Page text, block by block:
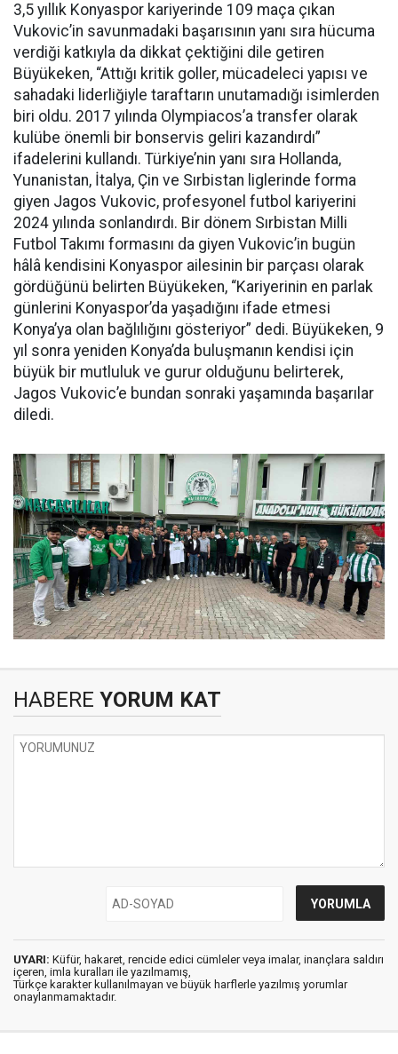
3,5 yıllık Konyaspor kariyerinde 109 maça çıkan
Vukovic’in savunmadaki başarısının yanı sıra hücuma
verdiği katkıyla da dikkat çektiğini dile getiren
Büyükeken, “Attığı kritik goller, mücadeleci yapısı ve
sahadaki liderliğiyle taraftarın unutamadığı isimlerden
biri oldu. 2017 yılında Olympiacos’a transfer olarak
kulübe önemli bir bonservis geliri kazandırdı”
ifadelerini kullandı. Türkiye’nin yanı sıra Hollanda,
Yunanistan, İtalya, Çin ve Sırbistan liglerinde forma
giyen Jagos Vukovic, profesyonel futbol kariyerini
2024 yılında sonlandırdı. Bir dönem Sırbistan Milli
Futbol Takımı formasını da giyen Vukovic’in bugün
hâlâ kendisini Konyaspor ailesinin bir parçası olarak
gördüğünü belirten Büyükeken, “Kariyerinin en parlak
günlerini Konyaspor’da yaşadığını ifade etmesi
Konya’ya olan bağlılığını gösteriyor” dedi. Büyükeken, 9
yıl sonra yeniden Konya’da buluşmanın kendisi için
büyük bir mutluluk ve gurur olduğunu belirterek,
Jagos Vukovic’e bundan sonraki yaşamında başarılar
diledi.
HABERE YORUM KAT
UYARI: Küfür, hakaret, rencide edici cümleler veya imalar, inançlara saldırı
içeren, imla kuralları ile yazılmamış,
Türkçe karakter kullanılmayan ve büyük harflerle yazılmış yorumlar
onaylanmamaktadır.